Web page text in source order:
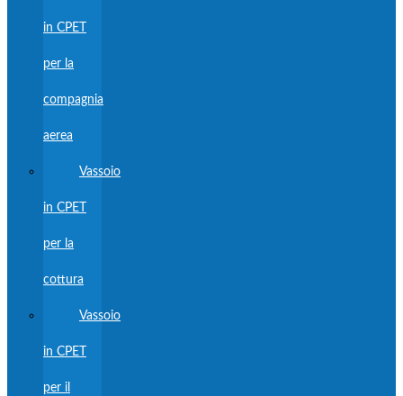
in CPET
per la
compagnia
aerea
Vassoio
in CPET
per la
cottura
Vassoio
in CPET
per il